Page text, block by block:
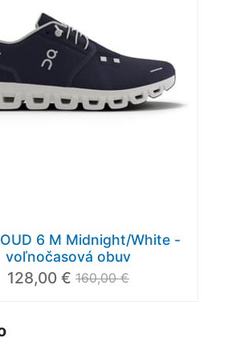
6 M Midnight/White -
voľnočasová obuv
128,00 € 160,00 €